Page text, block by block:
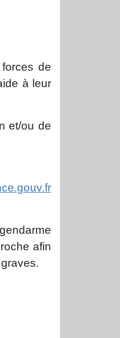
de
à leur
et/ou de
afin